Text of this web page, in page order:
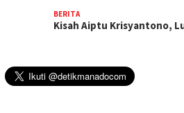
BERITA
Kisah Aiptu Krisyantono,